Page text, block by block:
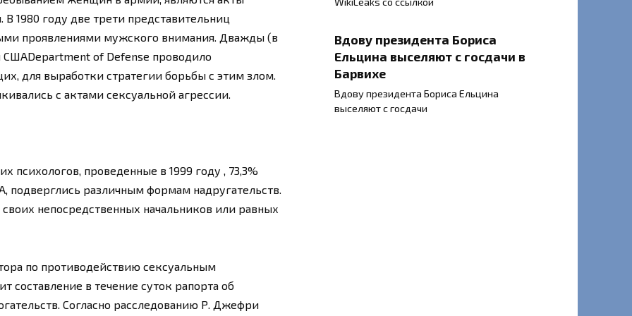
1980 году две трети представительниц
проявлениями мужского внимания. Дважды (в
СШАDepartment of Defense проводило
для выработки стратегии борьбы с этим злом.
с актами сексуальной агрессии.
психологов, проведенные в 1999 году , 73,3%
различным формам надругательств.
непосредственных начальников или равных
по противодействию сексуальным
составление в течение суток рапорта об
Согласно расследованию Р. Джефри
Вдову президента Бориса
Ельцина выселяют с госдачи в
Барвихе
Вдову президента Бориса Ельцина
выселяют с госдачи